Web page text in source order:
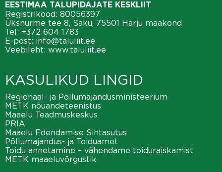
EESTIMAA TALUPIDAJATE KESKLIIT
Registrikood: 80056397
Üksnurme tee 8, Saku, 75501 Harju maakond
Tel: +372 604 1783
E-post: info@taluliit.ee
Veebileht: www.taluliit.ee
KASULIKUD LINGID
Regionaal- ja Põllumajandusministeerium
METK nõuandeteenistus
Maaelu Teadmuskeskus
PRIA
Maaelu Edendamise Sihtasutus
Põllumajandus- ja Toiduamet
Toidu annetamine – vähendame toiduraiskamist
METK maaeluvõrgustik